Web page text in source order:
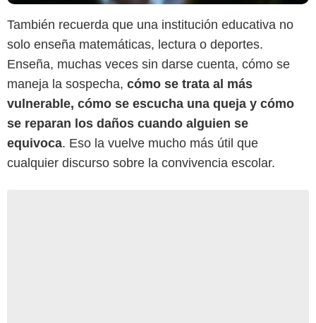
También recuerda que una institución educativa no
solo enseña matemáticas, lectura o deportes.
Enseña, muchas veces sin darse cuenta, cómo se
maneja la sospecha, cómo se trata al más
vulnerable, cómo se escucha una queja y cómo
se reparan los daños cuando alguien se
equivoca. Eso la vuelve mucho más útil que
cualquier discurso sobre la convivencia escolar.